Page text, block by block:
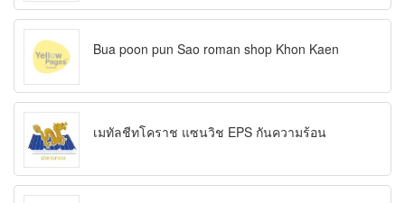
Bua poon pun Sao roman shop Khon Kaen
เมทัลชีทโคราช แซนวิช EPS กันความร้อน